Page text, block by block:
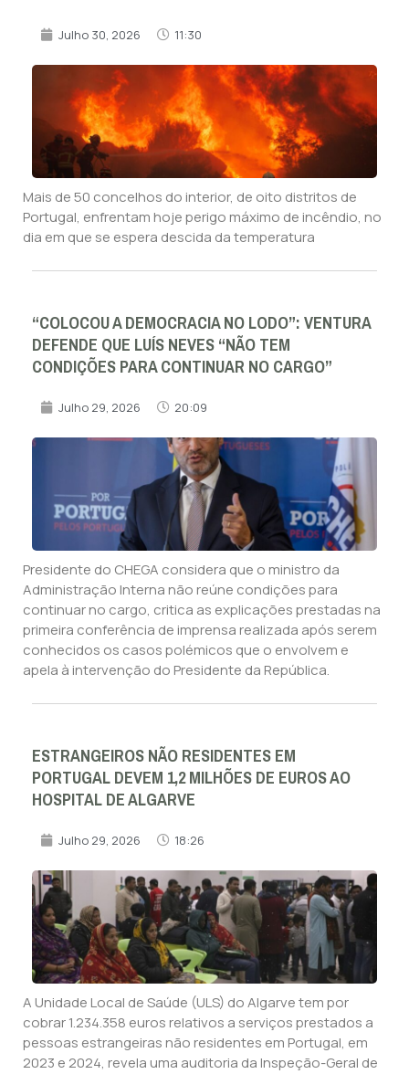
Julho 30, 2026 11:30
Mais de 50 concelhos do interior, de oito distritos de
Portugal, enfrentam hoje perigo máximo de incêndio, no
dia em que se espera descida da temperatura
“COLOCOU A DEMOCRACIA NO LODO”: VENTURA
DEFENDE QUE LUÍS NEVES “NÃO TEM
CONDIÇÕES PARA CONTINUAR NO CARGO”
Julho 29, 2026 20:09
Presidente do CHEGA considera que o ministro da
Administração Interna não reúne condições para
continuar no cargo, critica as explicações prestadas na
primeira conferência de imprensa realizada após serem
conhecidos os casos polémicos que o envolvem e
apela à intervenção do Presidente da República.
ESTRANGEIROS NÃO RESIDENTES EM
PORTUGAL DEVEM 1,2 MILHÕES DE EUROS AO
HOSPITAL DE ALGARVE
Julho 29, 2026 18:26
A Unidade Local de Saúde (ULS) do Algarve tem por
cobrar 1.234.358 euros relativos a serviços prestados a
pessoas estrangeiras não residentes em Portugal, em
2023 e 2024, revela uma auditoria da Inspeção-Geral de